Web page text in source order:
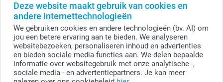
Deze website maakt gebruik van cookies en
andere internettechnologieën
We gebruiken cookies en andere technologieën (bv. AI) om
jou een betere ervaring aan te bieden. We analyseren
websitebezoeken, personaliseren inhoud en advertenties
en bieden sociale media functies aan. We delen bepaalde
informatie over websitegebruik met onze analytische -,
sociale media - en advertentiepartners. Je kan meer
© smartphoto group. Alle rechten voorbehouden
smartphoto group NV.
Kwatrechtsteenweg 160, 9230 Wetteren, België
BTW-nummer BE 0405.706.755
Ondernemingsnummer 0405.706.755.
Bankgegevens: IBAN BE71 2850 2711 5569 - BIC: GEBABEBB